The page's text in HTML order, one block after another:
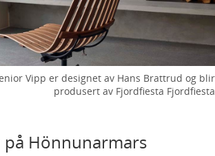
Vipp er designet av Hans Brattrud og blir
produsert av Fjordfiesta Fjordfiesta
på Hönnunarmars